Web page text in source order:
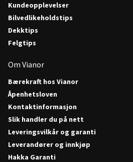
Kundeopplevelser
Bilvedlikeholdstips
Dekktips
Felgtips
Om Vianor
Bærekraft hos Vianor
Åpenhetsloven
Kontaktinformasjon
Slik handler du på nett
Leveringsvilkår og garanti
Leverandører og innkjøp
Hakka Garanti